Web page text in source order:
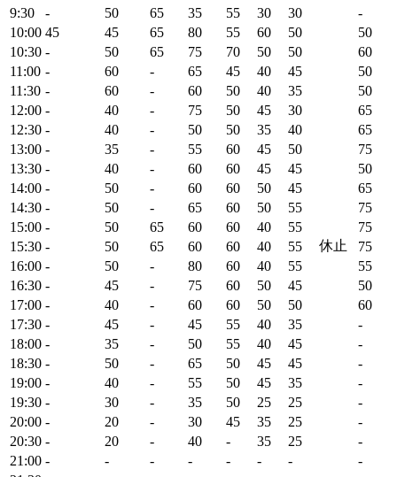
9:30 - 50 65 35 55 30 30
休止
-
10:00 45 45 65 80 55 60 50
50
10:30 - 50 65 75 70 50 50
60
11:00 - 60 - 65 45 40 45
50
11:30 - 60 - 60 50 40 35
50
12:00 - 40 - 75 50 45 30
65
12:30 - 40 - 50 50 35 40
65
13:00 - 35 - 55 60 45 50
75
13:30 - 40 - 60 60 45 45
50
14:00 - 50 - 60 60 50 45
65
14:30 - 50 - 65 60 50 55
75
15:00 - 50 65 60 60 40 55
75
15:30 - 50 65 60 60 40 55
75
16:00 - 50 - 80 60 40 55
55
16:30 - 45 - 75 60 50 45
50
17:00 - 40 - 60 60 50 50
60
17:30 - 45 - 45 55 40 35
-
18:00 - 35 - 50 55 40 45
-
18:30 - 50 - 65 50 45 45
-
19:00 - 40 - 55 50 45 35
-
19:30 - 30 - 35 50 25 25
-
20:00 - 20 - 30 45 35 25
-
20:30 - 20 - 40 - 35 25
-
21:00 - - - - - - -
-